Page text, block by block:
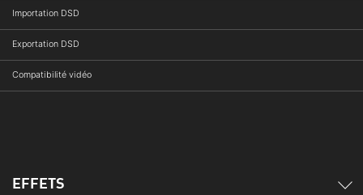
Importation DSD
Exportation DSD
Compatibilité vidéo
EFFETS